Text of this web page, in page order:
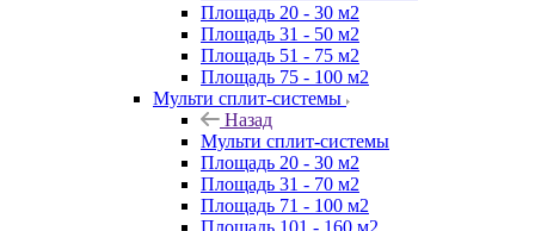
Площадь 20 - 30 м2
Площадь 31 - 50 м2
Площадь 51 - 75 м2
Площадь 75 - 100 м2
Мульти сплит-системы
Назад
Мульти сплит-системы
Площадь 20 - 30 м2
Площадь 31 - 70 м2
Площадь 71 - 100 м2
Площадь 101 - 160 м2